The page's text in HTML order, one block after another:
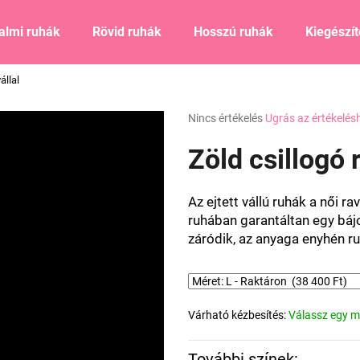
ruhák Rövid ruhák Hosszú ruhák
A
átlagos
értékelése
0,0
csillag.
Nincs értékelés Ugrás az
Zöld csillogó
Az ejtett vállú ruhák a női
ruhában garantáltan egy
záródik, az anyaga enyhén
Várható kézbesítés:Válassz egy
KERESÉS